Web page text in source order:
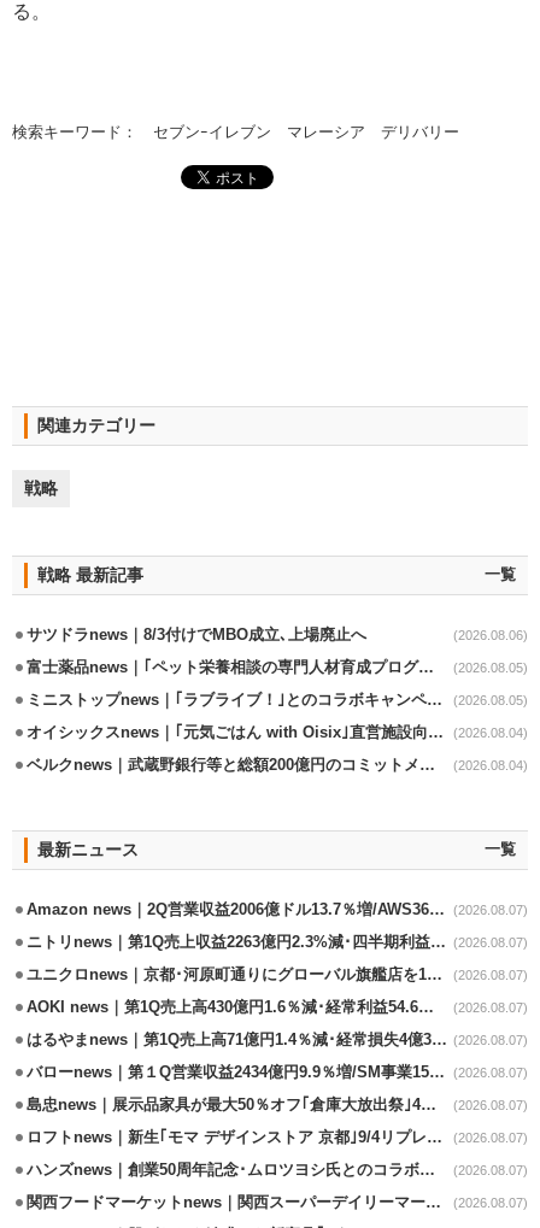
る。
検索キーワード： セブンｰイレブン マレーシア デリバリー
関連カテゴリー
戦略
戦略 最新記事 一覧
サツドラnews｜8/3付けでMBO成立､上場廃止へ (2026.08.06)
富士薬品news｜｢ペット栄養相談の専門人材育成プログラム｣7月から開始 (2026.08.05)
ミニストップnews｜｢ラブライブ！｣とのコラボキャンペーン8/5から開催 (2026.08.05)
オイシックスnews｜｢元気ごはん with Oisix｣直営施設向けサービスを開始 (2026.08.04)
ベルクnews｜武蔵野銀行等と総額200億円のコミットメント契約 (2026.08.04)
最新ニュース 一覧
Amazon news｜2Q営業収益2006億ドル13.7％増/AWS36.8％％増が貢献 (2026.08.07)
ニトリnews｜第1Q売上収益2263億円2.3%減･四半期利益1.4％減 (2026.08.07)
ユニクロnews｜京都･河原町通りにグローバル旗艦店を11/6開設 (2026.08.07)
AOKI news｜第1Q売上高430億円1.6％減･経常利益54.6％減 (2026.08.07)
はるやまnews｜第1Q売上高71億円1.4％減･経常損失4億3800万円 (2026.08.07)
バローnews｜第１Q営業収益2434億円9.9％増/SM事業15.5％増と絶好調 (2026.08.07)
島忠news｜展示品家具が最大50％オフ｢倉庫大放出祭｣4店舗限定で開催 (2026.08.07)
ロフトnews｜新生｢モマ デザインストア 京都｣9/4リプレイスオープン (2026.08.07)
ハンズnews｜創業50周年記念･ムロツヨシ氏とのコラボ企画｢ムロハンズ｣開催 (2026.08.07)
関西フードマーケットnews｜関西スーパーデイリーマート蒲生店8/7改装 (2026.08.07)